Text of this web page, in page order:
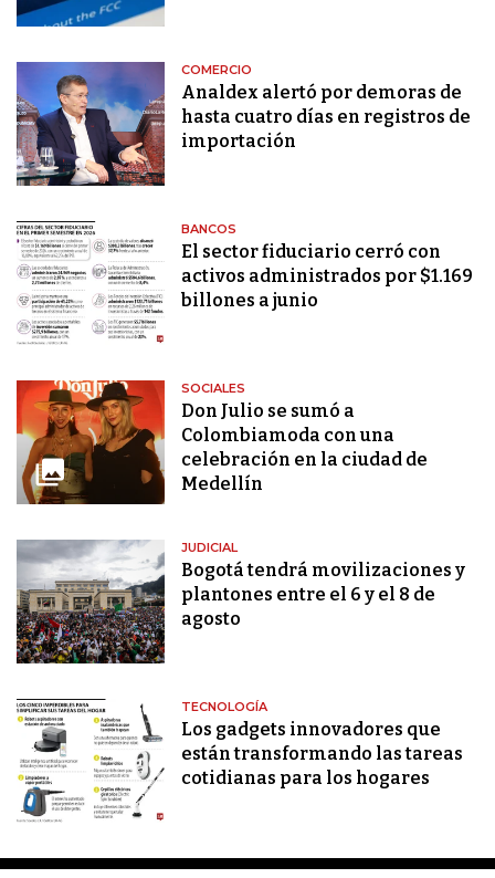
COMERCIO
Analdex alertó por demoras de
hasta cuatro días en registros de
importación
BANCOS
El sector fiduciario cerró con
activos administrados por $1.169
billones a junio
SOCIALES
Don Julio se sumó a
Colombiamoda con una
celebración en la ciudad de
Medellín
JUDICIAL
Bogotá tendrá movilizaciones y
plantones entre el 6 y el 8 de
agosto
TECNOLOGÍA
Los gadgets innovadores que
están transformando las tareas
cotidianas para los hogares